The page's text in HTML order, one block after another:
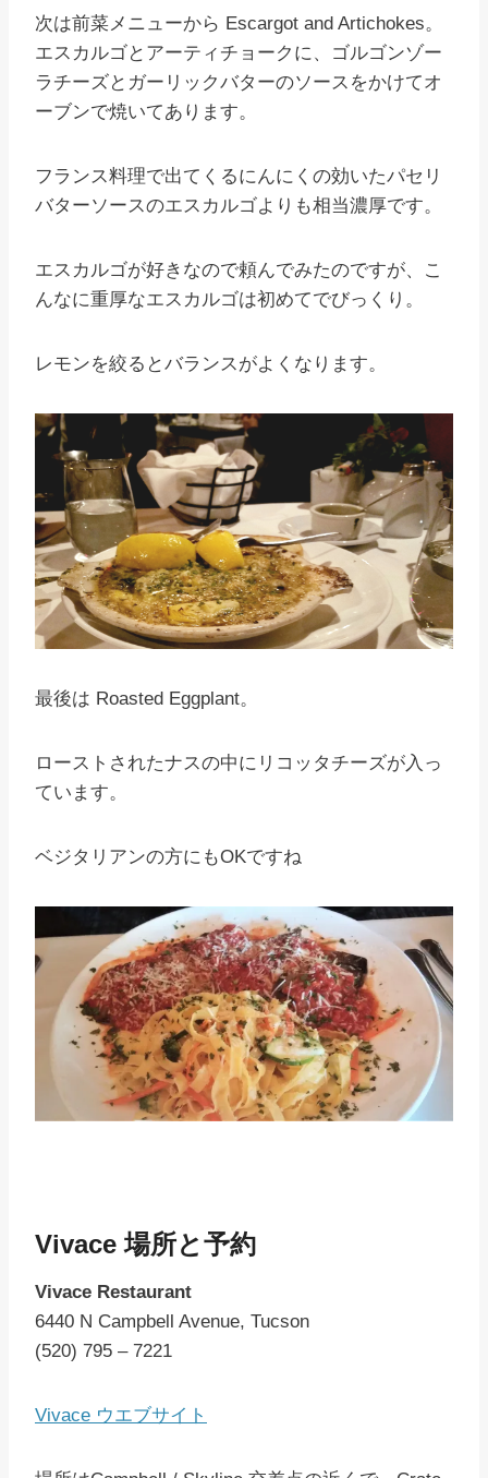
次は前菜メニューから Escargot and Artichokes。
エスカルゴとアーティチョークに、ゴルゴンゾー
ラチーズとガーリックバターのソースをかけてオ
ーブンで焼いてあります。
フランス料理で出てくるにんにくの効いたパセリ
バターソースのエスカルゴよりも相当濃厚です。
エスカルゴが好きなので頼んでみたのですが、こ
んなに重厚なエスカルゴは初めてでびっくり。
レモンを絞るとバランスがよくなります。
最後は Roasted Eggplant。
ローストされたナスの中にリコッタチーズが入っ
ています。
ベジタリアンの方にもOKですね
Vivace 場所と予約
Vivace Restaurant
6440 N Campbell Avenue, Tucson
(520) 795 – 7221
Vivace ウエブサイト